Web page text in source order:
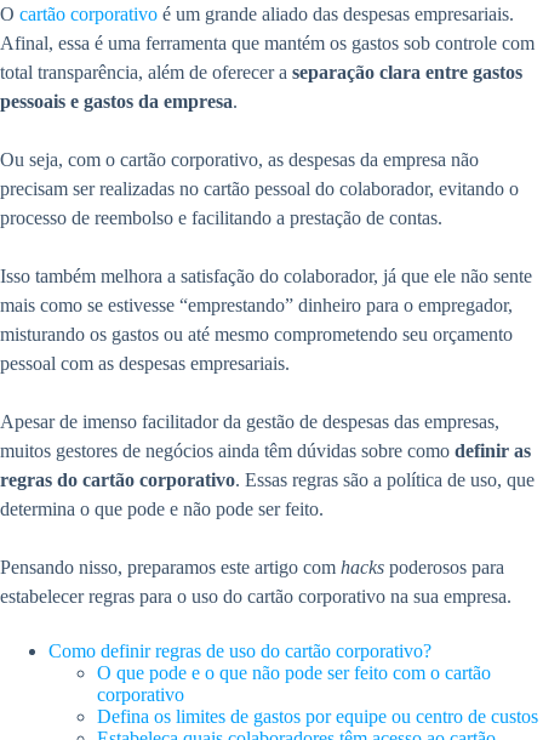
O cartão corporativo é um grande aliado das despesas empresariais.
Afinal, essa é uma ferramenta que mantém os gastos sob controle com
total transparência, além de oferecer a separação clara entre gastos
pessoais e gastos da empresa.
Ou seja, com o cartão corporativo, as despesas da empresa não
precisam ser realizadas no cartão pessoal do colaborador, evitando o
processo de reembolso e facilitando a prestação de contas.
Isso também melhora a satisfação do colaborador, já que ele não sente
mais como se estivesse “emprestando” dinheiro para o empregador,
misturando os gastos ou até mesmo comprometendo seu orçamento
pessoal com as despesas empresariais.
Apesar de imenso facilitador da gestão de despesas das empresas,
muitos gestores de negócios ainda têm dúvidas sobre como definir as
regras do cartão corporativo. Essas regras são a política de uso, que
determina o que pode e não pode ser feito.
Pensando nisso, preparamos este artigo com hacks poderosos para
estabelecer regras para o uso do cartão corporativo na sua empresa.
Como definir regras de uso do cartão corporativo?
O que pode e o que não pode ser feito com o cartão
corporativo
Defina os limites de gastos por equipe ou centro de custos